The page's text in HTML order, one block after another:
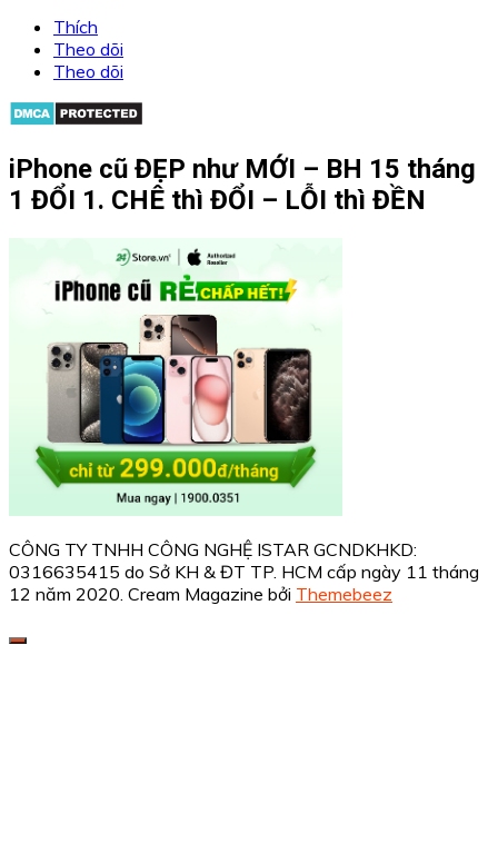
Thích
Theo dõi
Theo dõi
iPhone cũ ĐẸP như MỚI – BH 15 tháng
1 ĐỔI 1. CHÊ thì ĐỔI – LỖI thì ĐỀN
CÔNG TY TNHH CÔNG NGHỆ ISTAR GCNDKHKD:
0316635415 do Sở KH & ĐT TP. HCM cấp ngày 11 tháng
12 năm 2020. Cream Magazine bởi Themebeez